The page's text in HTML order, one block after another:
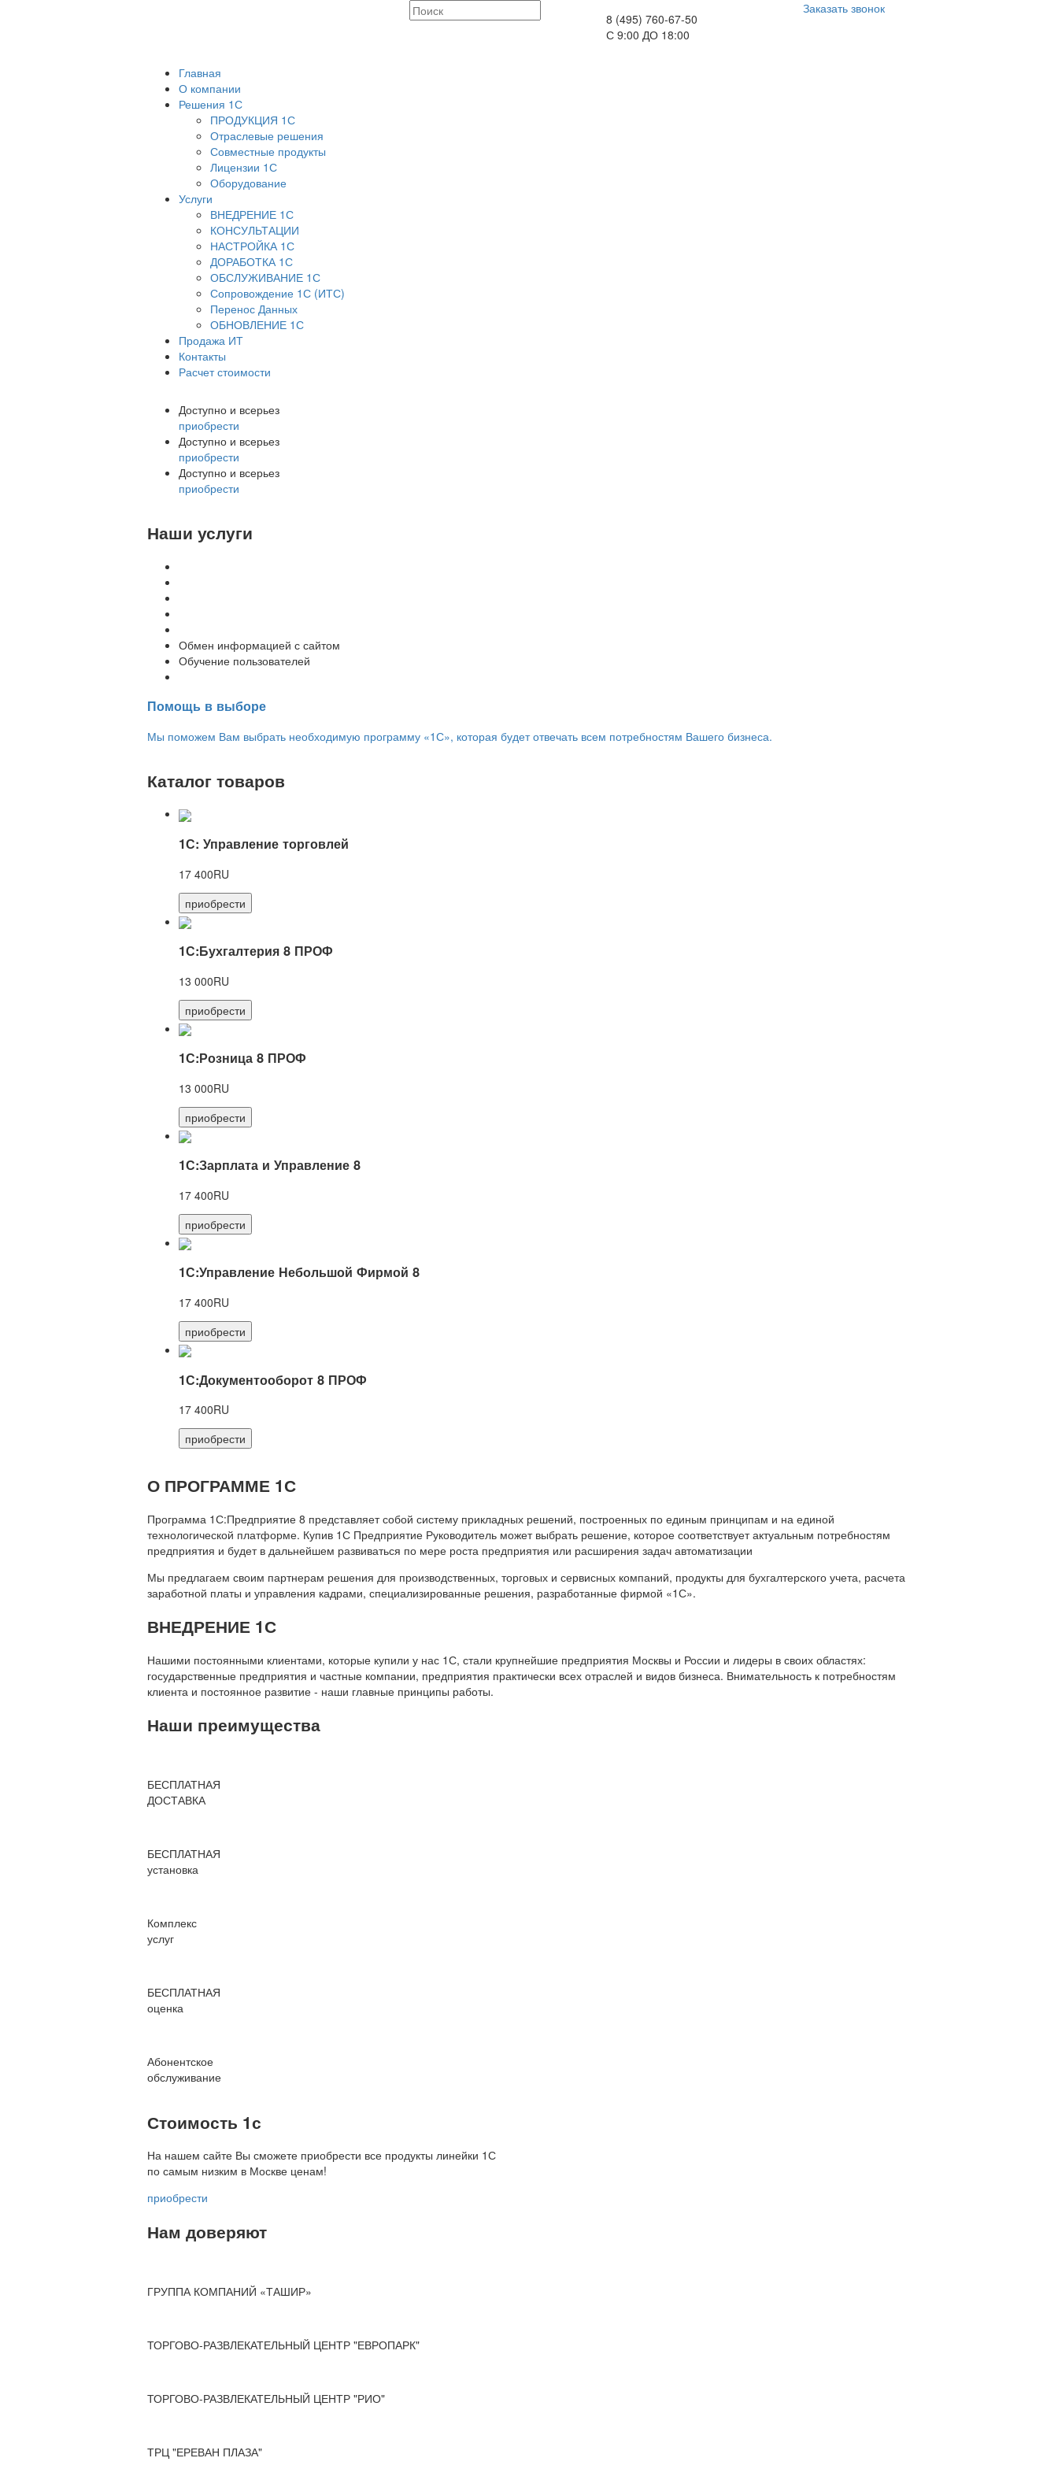
8 (495) 760-67-50
С 9:00 ДО 18:00
Заказать звонок
Главная
О компании
Решения 1С
ПРОДУКЦИЯ 1С
Отраслевые решения
Совместные продукты
Лицензии 1С
Оборудование
Услуги
ВНЕДРЕНИЕ 1С
КОНСУЛЬТАЦИИ
НАСТРОЙКА 1С
ДОРАБОТКА 1С
ОБСЛУЖИВАНИЕ 1С
Сопровождение 1С (ИТС)
Перенос Данных
ОБНОВЛЕНИЕ 1С
Продажа ИТ
Контакты
Расчет стоимости
Доступно и всерьез
приобрести
Доступно и всерьез
приобрести
Доступно и всерьез
приобрести
Наши услуги
Обмен информацией с сайтом
Обучение пользователей
Помощь в выборе
Мы поможем Вам выбрать необходимую программу «1С», которая будет отвечать всем потребностям Вашего бизнеса.
Каталог товаров
1С: Управление торговлей
17 400RU
приобрести
1С:Бухгалтерия 8 ПРОФ
13 000RU
приобрести
1С:Розница 8 ПРОФ
13 000RU
приобрести
1С:Зарплата и Управление 8
17 400RU
приобрести
1С:Управление Небольшой Фирмой 8
17 400RU
приобрести
1С:Документооборот 8 ПРОФ
17 400RU
приобрести
О ПРОГРАММЕ 1С
Программа 1С:Предприятие 8 представляет собой систему прикладных решений, построенных по единым принципам и на единой
технологической платформе. Купив 1С Предприятие Руководитель может выбрать решение, которое соответствует актуальным потребностям
предприятия и будет в дальнейшем развиваться по мере роста предприятия или расширения задач автоматизации
Мы предлагаем своим партнерам решения для производственных, торговых и сервисных компаний, продукты для бухгалтерского учета, расчета
заработной платы и управления кадрами, специализированные решения, разработанные фирмой «1С».
ВНЕДРЕНИЕ 1С
Нашими постоянными клиентами, которые купили у нас 1С, стали крупнейшие предприятия Москвы и России и лидеры в своих областях:
государственные предприятия и частные компании, предприятия практически всех отраслей и видов бизнеса. Внимательность к потребностям
клиента и постоянное развитие - наши главные принципы работы.
Наши преимущества
БЕСПЛАТНАЯ
ДОСТАВКА
БЕСПЛАТНАЯ
установка
Комплекс
услуг
БЕСПЛАТНАЯ
оценка
Абонентское
обслуживание
Стоимость 1с
На нашем сайте Вы сможете приобрести все продукты линейки 1С
по самым низким в Москве ценам!
приобрести
Нам доверяют
ГРУППА КОМПАНИЙ «ТАШИР»
ТОРГОВО-РАЗВЛЕКАТЕЛЬНЫЙ ЦЕНТР "ЕВРОПАРК"
ТОРГОВО-РАЗВЛЕКАТЕЛЬНЫЙ ЦЕНТР "РИО"
ТРЦ "ЕРЕВАН ПЛАЗА"